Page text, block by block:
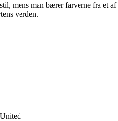
mens man bærer farverne fra et af
verden.